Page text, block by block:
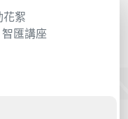
花絮
智匯講座